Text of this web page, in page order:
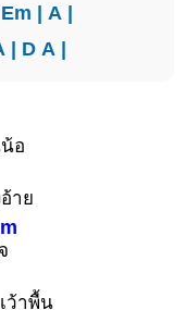
Em | A|
| D A|
อ
าย
ว้าพื้น